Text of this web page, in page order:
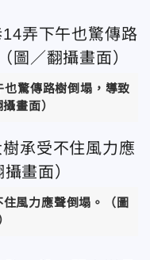
驚傳路樹倒塌，導致
畫面）
風力應聲倒塌。（圖